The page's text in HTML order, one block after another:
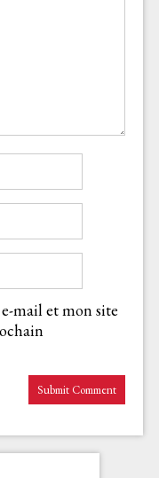
mail et mon site